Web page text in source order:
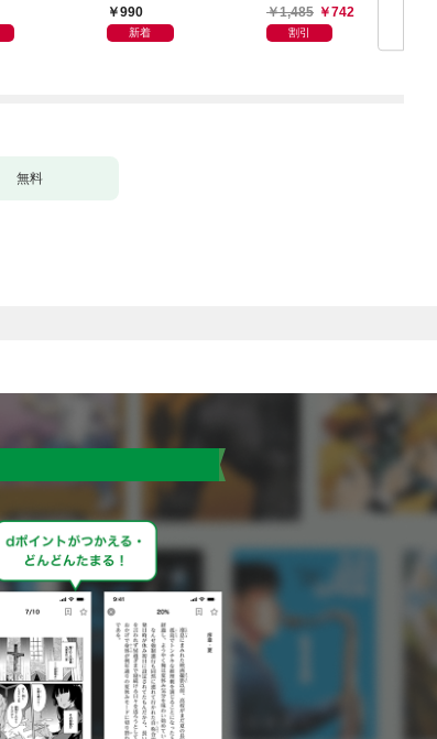
暮らしたい！（なのに
攻略対象たちがついて
990
新着
一夜で大国君主の身ご
もり妃になりました
【電子限定SS付き】
1,485 742
割引
無料